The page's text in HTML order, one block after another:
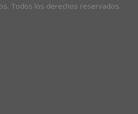
Todos los derechos reservados.